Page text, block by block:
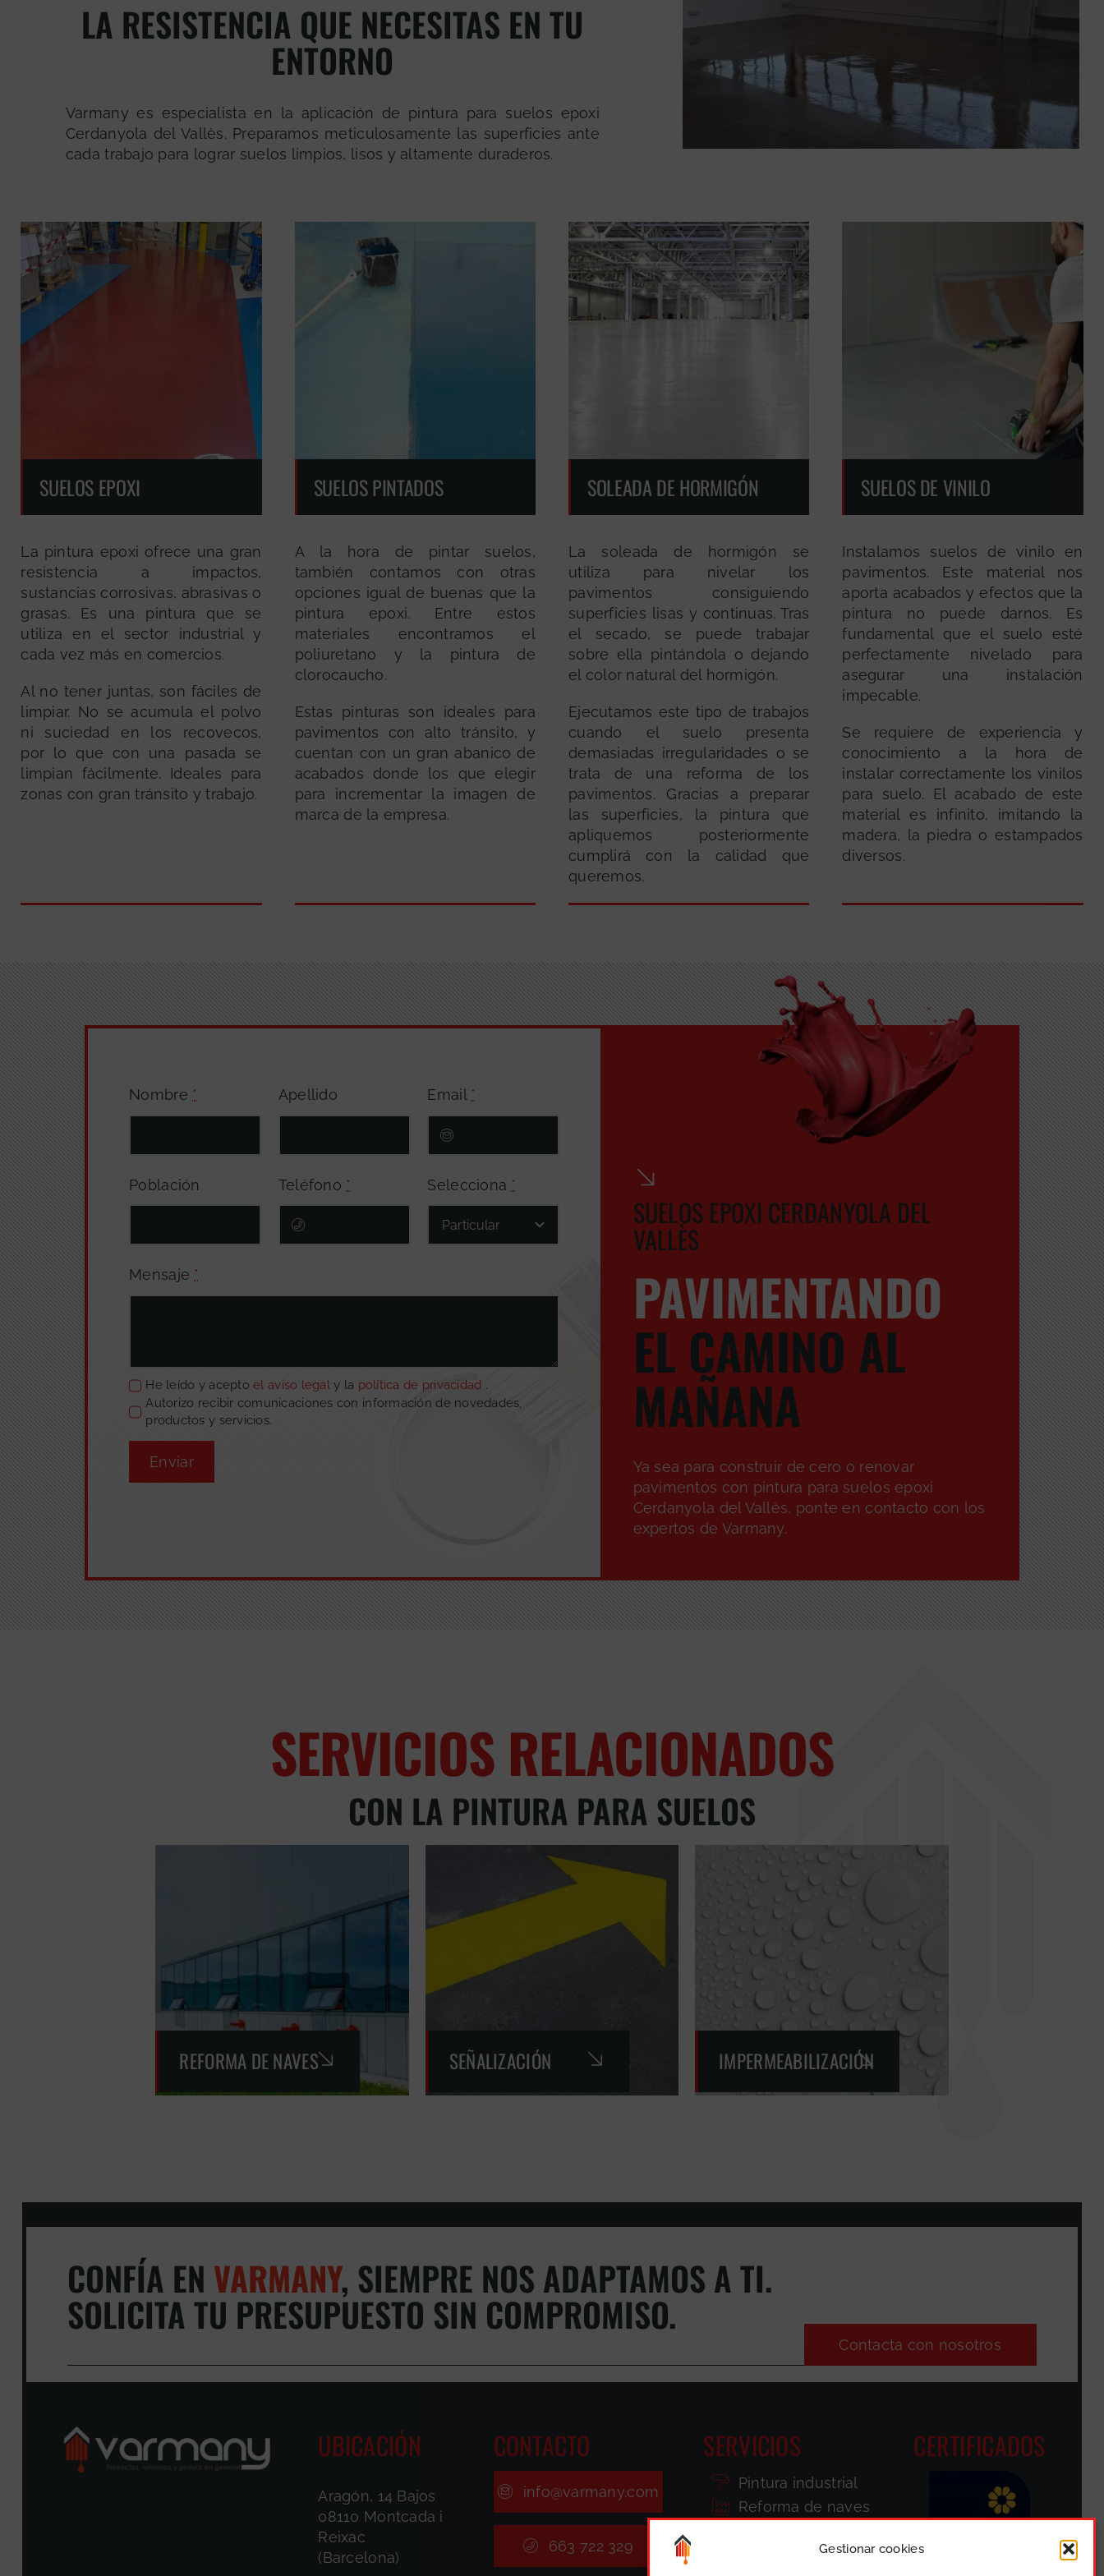
Gestionar cookies
LA RESISTENCIA QUE NECESITAS EN TU
ENTORNO
Varmany es especialista en la aplicación de pintura para suelos epoxi
Cerdanyola del Vallès. Preparamos meticulosamente las superficies ante
cada trabajo para lograr suelos limpios, lisos y altamente duraderos.
SUELOS EPOXI
La pintura epoxi ofrece una gran
resistencia a impactos,
sustancias corrosivas, abrasivas o
grasas. Es una pintura que se
utiliza en el sector industrial y
cada vez más en comercios.
Al no tener juntas, son fáciles de
limpiar. No se acumula el polvo
ni suciedad en los recovecos,
por lo que con una pasada se
limpian fácilmente. Ideales para
zonas con gran tránsito y trabajo.
SUELOS PINTADOS
A la hora de pintar suelos,
también contamos con otras
opciones igual de buenas que la
pintura epoxi. Entre estos
materiales encontramos el
poliuretano y la pintura de
clorocaucho.
Estas pinturas son ideales para
pavimentos con alto tránsito, y
cuentan con un gran abanico de
acabados donde los que elegir
para incrementar la imagen de
marca de la empresa.
SOLEADA DE HORMIGÓN
La soleada de hormigón se
utiliza para nivelar los
pavimentos consiguiendo
superficies lisas y continuas. Tras
el secado, se puede trabajar
sobre ella pintándola o dejando
el color natural del hormigón.
Ejecutamos este tipo de trabajos
cuando el suelo presenta
demasiadas irregularidades o se
trata de una reforma de los
pavimentos. Gracias a preparar
las superficies, la pintura que
apliquemos posteriormente
cumplirá con la calidad que
queremos.
SUELOS DE VINILO
Instalamos suelos de vinilo en
pavimentos. Este material nos
aporta acabados y efectos que la
pintura no puede darnos. Es
fundamental que el suelo esté
perfectamente nivelado para
asegurar una instalación
impecable.
Se requiere de experiencia y
conocimiento a la hora de
instalar correctamente los vinilos
para suelo. El acabado de este
material es infinito, imitando la
madera, la piedra o estampados
diversos.
Nombre * Apellido Email *
Población Teléfono * Selecciona *
Mensaje *
He leído y aceptoel aviso legaly la política de privacidad .
Autorizo recibir comunicaciones con información de novedades,
productos y servicios.
Enviar
SUELOS EPOXI CERDANYOLA DEL
VALLÈS
PAVIMENTANDO
EL CAMINO AL
MAÑANA
Ya sea para construir de cero o renovar
pavimentos con pintura para suelos epoxi
Cerdanyola del Vallès, ponte en contacto con los
expertos de Varmany.
SERVICIOS RELACIONADOS
CON LA PINTURA PARA SUELOS
REFORMA DE NAVES SEÑALIZACIÓN IMPERMEABILIZACIÓN
CONFÍA EN VARMANY, SIEMPRE NOS ADAPTAMOS A TI.
SOLICITA TU PRESUPUESTO SIN COMPROMISO.
Contacta con nosotros
UBICACIÓN
Aragón, 14 Bajos
08110 Montcada i
Reixac
(Barcelona)
CONTACTO
info@varmany.com
663 722 329
SERVICIOS
Pintura industrial
Reforma de naves
CERTIFICADOS
GRATUITA